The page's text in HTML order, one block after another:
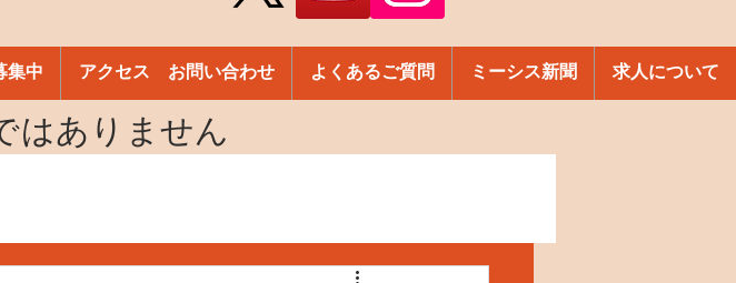
集中 アクセス お問い合わせ よくあるご質問 ミーシス新聞 求人について
はありません